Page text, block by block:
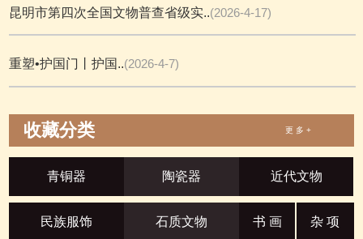
昆明市第四次全国文物普查省级实..(2026-4-17)
重塑•护国门丨护国..(2026-4-7)
收藏分类 更 多 +
青铜器 陶瓷器 近代文物
民族服饰 石质文物 书 画 杂 项